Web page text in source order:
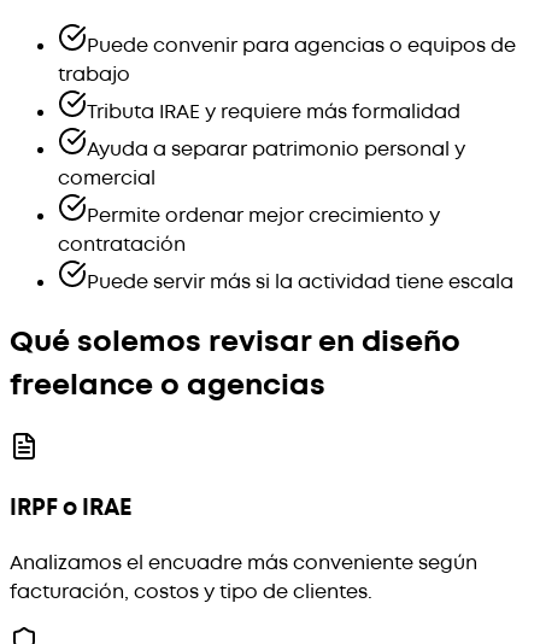
Puede convenir para agencias o equipos de
trabajo
Tributa IRAE y requiere más formalidad
Ayuda a separar patrimonio personal y
comercial
Permite ordenar mejor crecimiento y
contratación
Puede servir más si la actividad tiene escala
Qué solemos revisar en diseño
freelance o agencias
IRPF o IRAE
Analizamos el encuadre más conveniente según
facturación, costos y tipo de clientes.